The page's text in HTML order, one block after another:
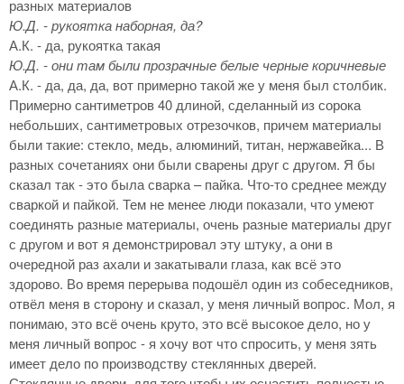
разных материалов
Ю.Д. - рукоятка наборная, да?
А.К. - да, рукоятка такая
Ю.Д. - они там были прозрачные белые черные коричневые
А.К. - да, да, да, вот примерно такой же у меня был столбик.
Примерно сантиметров 40 длиной, сделанный из сорока
небольших, сантиметровых отрезочков, причем материалы
были такие: стекло, медь, алюминий, титан, нержавейка... В
разных сочетаниях они были сварены друг с другом. Я бы
сказал так - это была сварка – пайка. Что-то среднее между
сваркой и пайкой. Тем не менее люди показали, что умеют
соединять разные материалы, очень разные материалы друг
с другом и вот я демонстрировал эту штуку, а они в
очередной раз ахали и закатывали глаза, как всё это
здорово. Во время перерыва подошёл один из собеседников,
отвёл меня в сторону и сказал, у меня личный вопрос. Мол, я
понимаю, это всё очень круто, это всё высокое дело, но у
меня личный вопрос - я хочу вот что спросить, у меня зять
имеет дело по производству стеклянных дверей.